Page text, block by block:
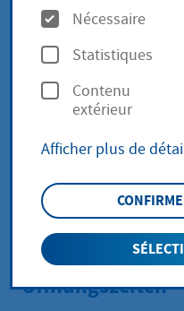
Magistrat der
Chinonplatz 2
zurück zur Übersicht
Öffnungszeiten
O
p
t
i
n
s
Nécessaire
Statistiques
Contenu
extérieur
Afficher plus de